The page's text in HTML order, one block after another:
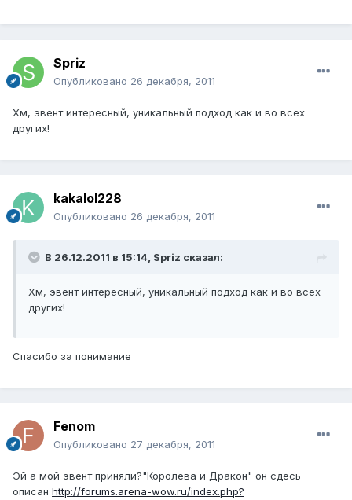
Spriz
Опубликовано 26 декабря, 2011
Хм, эвент интересный, уникальный подход как и во всех
других!
kakalol228
Опубликовано 26 декабря, 2011
В 26.12.2011 в 15:14, Spriz сказал:
Хм, эвент интересный, уникальный подход как и во всех
других!
Спасибо за понимание
Fenom
Опубликовано 27 декабря, 2011
Эй а мой эвент приняли?"Королева и Дракон" он сдесь
описан http://forums.arena-wow.ru/index.php?